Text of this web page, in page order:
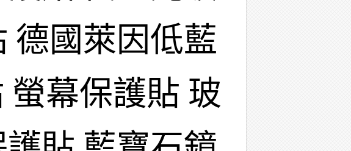
德國萊因低藍
螢幕保護貼 玻